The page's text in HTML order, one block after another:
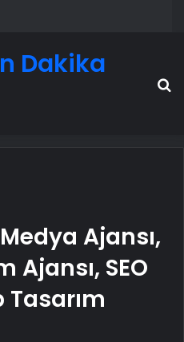
Dakika
Ajansı,
Ajansı, SEO
Tasarım